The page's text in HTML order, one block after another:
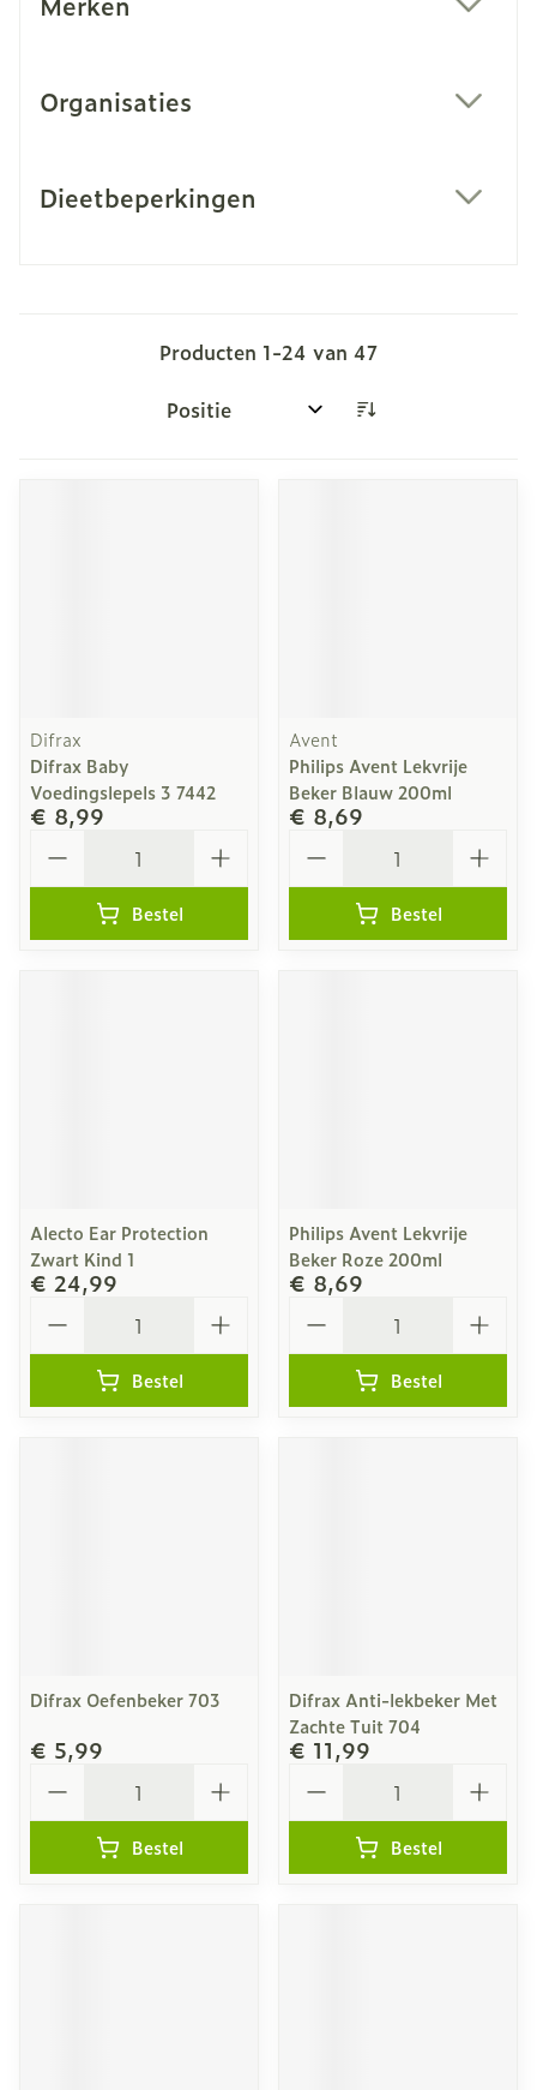
Organisaties
Dieetbeperkingen
Producten 1-24 van 47
Sorteer op:
Difrax
Difrax Baby
Voedingslepels 3 7442
€ 8,99
Bestel
Avent
Philips Avent Lekvrije
Beker Blauw 200ml
€ 8,69
Bestel
Alecto Ear Protection
Zwart Kind 1
€ 24,99
Bestel
Philips Avent Lekvrije
Beker Roze 200ml
€ 8,69
Bestel
Difrax Oefenbeker 703
€ 5,99
Bestel
Difrax Anti-lekbeker Met
Zachte Tuit 704
€ 11,99
Bestel